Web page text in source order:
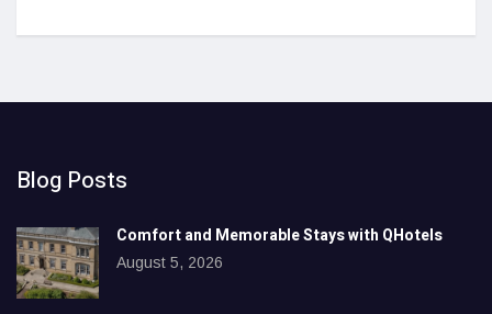
Blog Posts
Comfort and Memorable Stays with QHotels
August 5, 2026